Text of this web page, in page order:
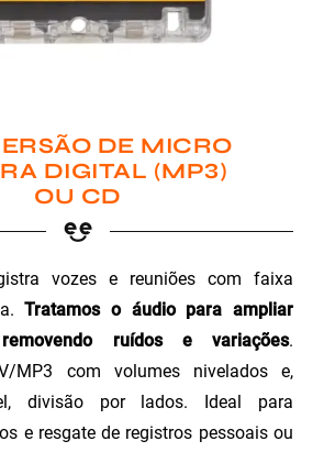
DE MICRO
DIGITAL (MP3)
OU CD
vozes e reuniões com faixa
Tratamos o áudio para ampliar
removendo ruídos e variações.
MP3 com volumes nivelados e,
divisão por lados. Ideal para
e resgate de registros pessoais ou